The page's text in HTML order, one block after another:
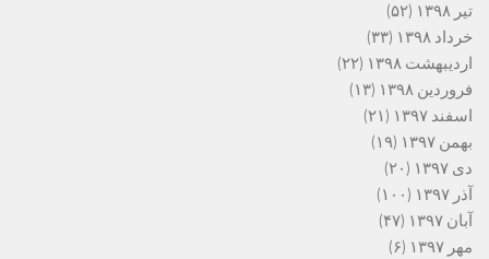
تیر ۱۳۹۸
(۵۲)
خرداد ۱۳۹۸
(۳۳)
اردیبهشت ۱۳۹۸
(۲۲)
فروردین ۱۳۹۸
(۱۳)
اسفند ۱۳۹۷
(۲۱)
بهمن ۱۳۹۷
(۱۹)
دی ۱۳۹۷
(۲۰)
آذر ۱۳۹۷
(۱۰۰)
آبان ۱۳۹۷
(۴۷)
مهر ۱۳۹۷
(۶)